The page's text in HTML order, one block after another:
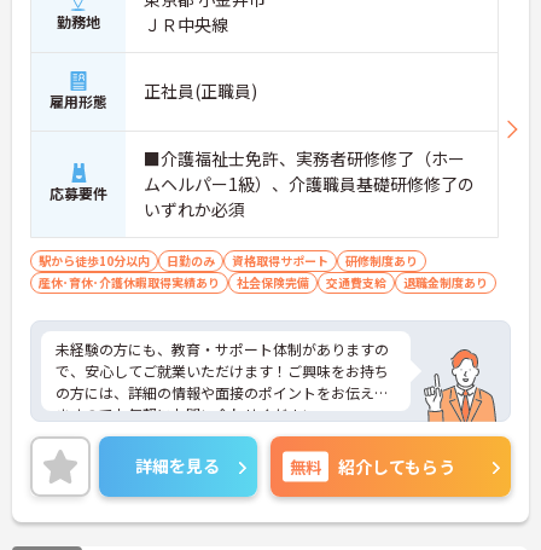
勤務地
ＪＲ中央線
雇用形態 正社員(正職員)
応募要件
■介護福祉士免許、実務者研修修了（ホー
ムヘルパー1級）、介護職員基礎研修修了の
いずれか必須
駅から徒歩10分以内 日勤のみ 資格取得サポート
研修制度あり
産休･育休･介護休暇取得実績あり
社会保険完備 交通費支給 退職金制度あり
未経験の方にも、教育・サポート体制がありますの
で、安心してご就業いただけます！ご興味をお持ち
の方には、詳細の情報や面接のポイントをお伝えし
ますのでお気軽にお問い合わせください。
詳細を見る 無料 紹介してもらう